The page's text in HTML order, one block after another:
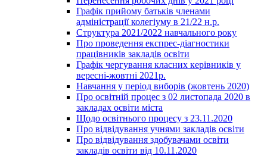
Графік прийому батьків членами
адміністрації колегіуму в 21/22 н.р.
Структура 2021/2022 навчального року
Про проведення експрес-діагностики
працівників закладів освіти
Графік чергування класних керівників у
вересні-жовтні 2021р.
Навчання у період виборів (жовтень 2020)
Про освітній процес з 02 листопада 2020 в
закладах освіти міста
Щодо освітнього процесу з 23.11.2020
Про відвідування учнями закладів освіти
Про відвідування здобувачами освіти
закладів освіти від 10.11.2020